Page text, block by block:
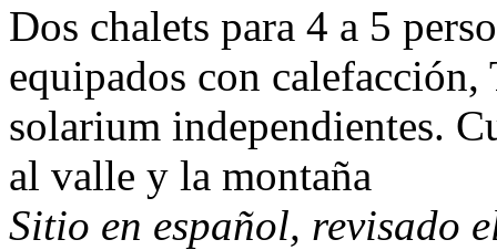
Dos chalets para 4 a 5
equipados con
solarium independientes.
al valle y la montaña
Sitio en español, revisado